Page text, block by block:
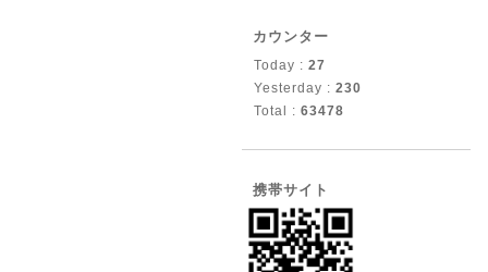
カウンター
Today : 27
Yesterday : 230
Total : 63478
携帯サイト